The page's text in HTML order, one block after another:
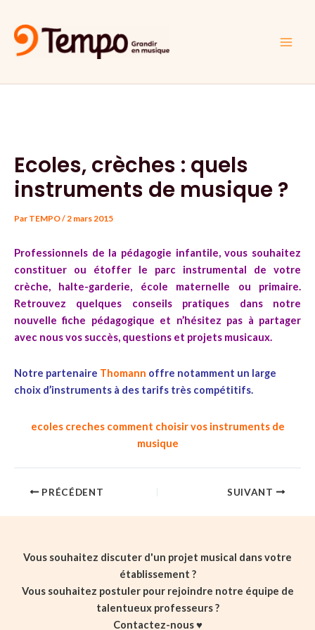
contenu
Ecoles, crèches : quels
instruments de musique ?
Par TEMPO/ 2 mars 2015
Professionnels de la pédagogie infantile, vous souhaitez
constituer ou étoffer le parc instrumental de votre
crèche, halte-garderie, école maternelle ou primaire.
Retrouvez quelques conseils pratiques dans notre
nouvelle fiche pédagogique et n’hésitez pas à partager
avec nous vos succès, questions et projets musicaux.
Notre partenaire Thomann offre notamment un large
choix d’instruments à des tarifs très compétitifs.
ecoles creches comment choisir vos instruments de
musique
des
articles
PRÉCÉDENT SUIVANT
Vous souhaitez discuter d'un projet musical dans votre
établissement ?
Vous souhaitez postuler pour rejoindre notre équipe de
talentueux professeurs ?
Contactez-nous ♥️